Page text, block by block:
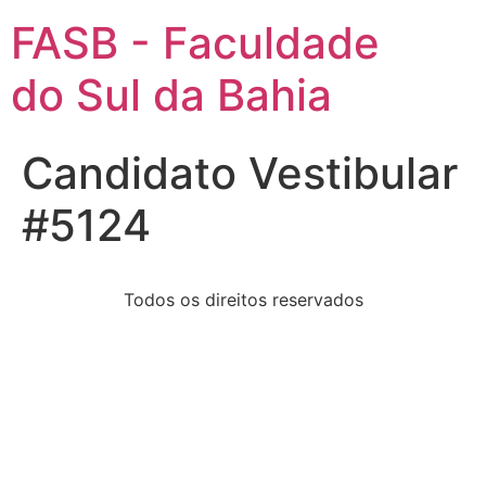
FASB - Faculdade
do Sul da Bahia
Candidato Vestibular
#5124
Todos os direitos reservados